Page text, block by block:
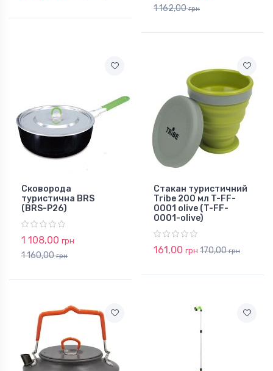
1 162,00грн
Сковорода
туристична BRS
(BRS-P26)
1 108,00 грн
1 160,00грн
Стакан туристичний
Tribe 200 мл T-FF-
0001 olive (T-FF-
0001-olive)
161,00 грн 170,00грн